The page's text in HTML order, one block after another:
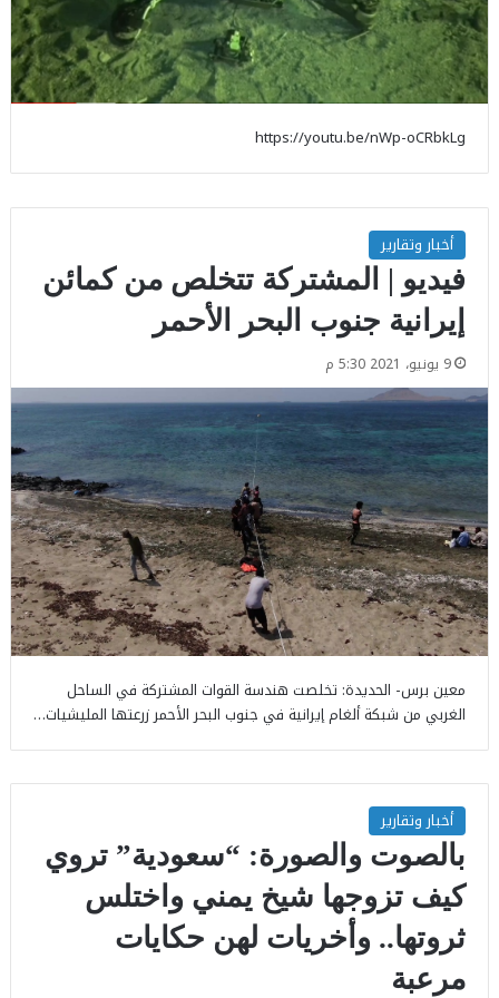
https://youtu.be/nWp-oCRbkLg
أخبار وتقارير
فيديو | المشتركة تتخلص من كمائن
إيرانية جنوب البحر الأحمر
9 يونيو، 2021 5:30 م
معين برس- الحديدة: تخلصت هندسة القوات المشتركة في الساحل
الغربي من شبكة ألغام إيرانية في جنوب البحر الأحمر زرعتها المليشيات…
أخبار وتقارير
بالصوت والصورة: “سعودية” تروي
كيف تزوجها شيخ يمني واختلس
ثروتها.. وأخريات لهن حكايات
مرعبة